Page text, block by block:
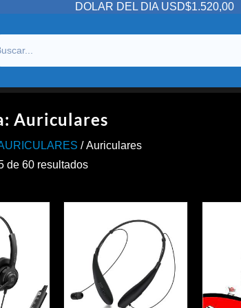
DOLAR DEL DIA USD$1.520,00
Auriculares
/ Auriculares
de 60 resultadosOrdenado
alto